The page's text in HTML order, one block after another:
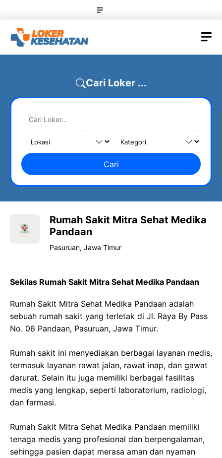
content
Cari Loker ...
Cari
Rumah Sakit Mitra Sehat Medika
Pandaan
Pasuruan, Jawa Timur
Sekilas Rumah Sakit Mitra Sehat Medika Pandaan
Rumah Sakit Mitra Sehat Medika Pandaan adalah
sebuah rumah sakit yang terletak di Jl. Raya By Pass
No. 06 Pandaan, Pasuruan, Jawa Timur.
Rumah sakit ini menyediakan berbagai layanan medis,
termasuk layanan rawat jalan, rawat inap, dan gawat
darurat. Selain itu juga memiliki berbagai fasilitas
medis yang lengkap, seperti laboratorium, radiologi,
dan farmasi.
Rumah Sakit Mitra Sehat Medika Pandaan memiliki
tenaga medis yang profesional dan berpengalaman,
sehingga pasien dapat merasa aman dan nyaman